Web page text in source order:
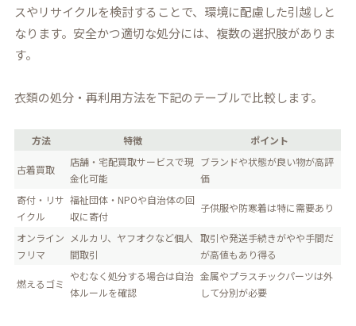
スやリサイクルを検討することで、環境に配慮した引越しと
なります。安全かつ適切な処分には、複数の選択肢がありま
す。
衣類の処分・再利用方法を下記のテーブルで比較します。
方法 特徴 ポイント
古着買取
店舗・宅配買取サービスで現
金化可能
ブランドや状態が良い物が高評
価
寄付・リサ
イクル
福祉団体・NPOや自治体の回
収に寄付
子供服や防寒着は特に需要あり
オンライン
フリマ
メルカリ、ヤフオクなど個人
間取引
取引や発送手続きがやや手間だ
が高値もあり得る
燃えるゴミ
やむなく処分する場合は自治
体ルールを確認
金属やプラスチックパーツは外
して分別が必要